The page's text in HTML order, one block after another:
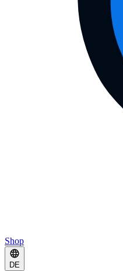
Shop
DE